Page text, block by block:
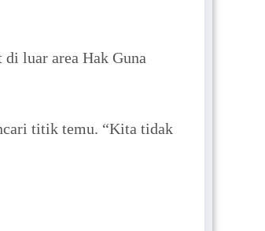
di luar area Hak Guna
titik temu. “Kita tidak